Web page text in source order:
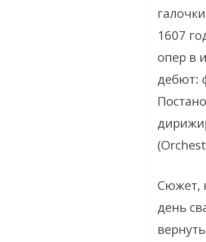
1607
опер в
дебют:
Сюжет,
день